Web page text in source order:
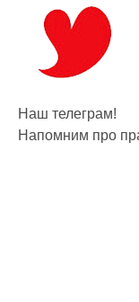
Наш телеграм!
Напомним про